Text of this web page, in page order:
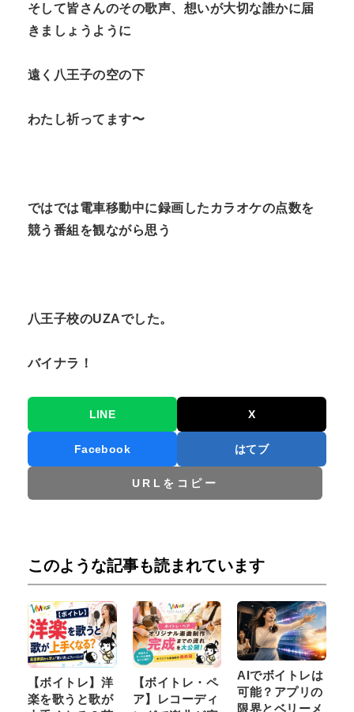
そして皆さんのその歌声、想いが大切な誰かに届
きましょうように
遠く八王子の空の下
わたし祈ってます〜
ではでは電車移動中に録画したカラオケの点数を
競う番組を観ながら思う
八王子校のUZAでした。
バイナラ！
LINE X
Facebook はてブ
URLをコピー
このような記事も読まれています
【ボイトレ】洋
楽を歌うと歌が
【ボイトレ・ペ
ア】レコーディ
AIでボイトレは
可能？アプリの
限界とベリーメ